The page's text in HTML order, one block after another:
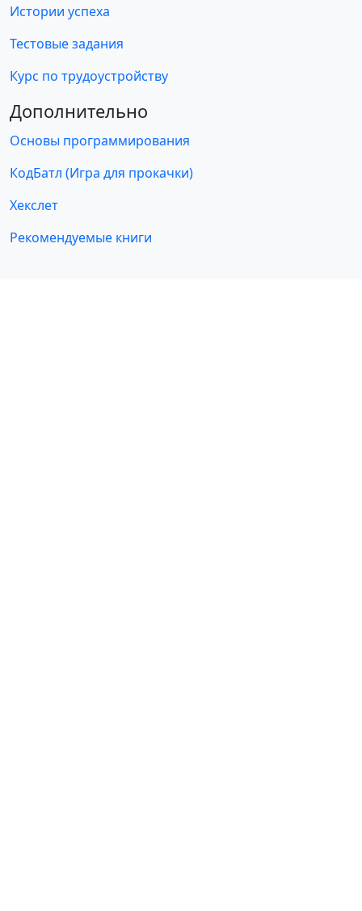
Истории успеха
Тестовые задания
Курс по трудоустройству
Дополнительно
Основы программирования
КодБатл (Игра для прокачки)
Хекслет
Рекомендуемые книги